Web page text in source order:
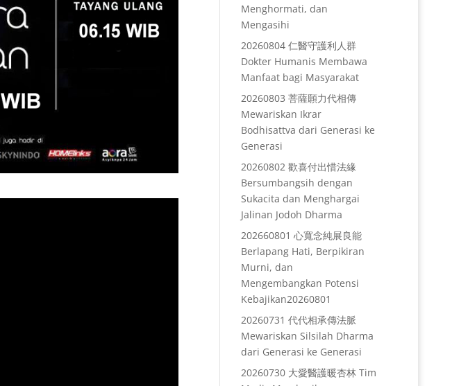
Menghormati, dan
Mengasihi
20260804 仁醫守護利人群
Dokter Humanis Membawa
Manfaat bagi Masyarakat
20260803 菩薩願力代相傳
Mewariskan Ikrar
Bodhisattva dari Generasi ke
Generasi
20260802 歡喜付出惜法緣
Bersumbangsih dengan
Sukacita dan Menghargai
Jalinan Jodoh Dharma
202660801 心寬念純展良能
Berlapang Hati, Berpikiran
Murni, dan
Mengembangkan Potensi
Kebajikan20260801
20260731 代代相承傳法脈
Mewariskan Silsilah Dharma
dari Generasi ke Generasi
20260730 大愛醫護暖杏林 Tim